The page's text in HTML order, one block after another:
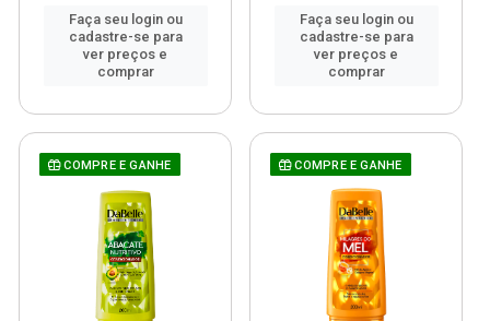
Faça seu login ou
cadastre-se para
ver preços e
comprar
Faça seu login ou
cadastre-se para
ver preços e
comprar
COMPRE E GANHE COMPRE E GANHE